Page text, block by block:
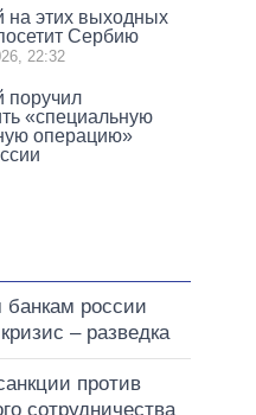
на этих выходных
Сербию
22:32
поручил
«специальную
операцию»
россии
– разведка
против
сотрудничества